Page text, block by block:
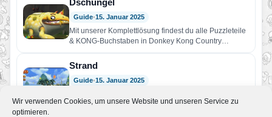
Wir verwenden Cookies, um unsere Website und unseren Service zu
optimieren.
Dschungel
Guide•15. Januar 2025
Mit unserer Komplettlösung findest du alle Puzzleteile
& KONG-Buchstaben in Donkey Kong Country
Returns HD in Welt 1…
Strand
Guide•15. Januar 2025
& KONG-Buchstaben in Donkey Kong Country